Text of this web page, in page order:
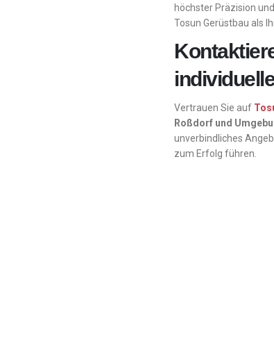
höchster Präzision
Tosun Gerüstbau als
Vertrauen Sie auf
Roßdorf und
unverbindliches
zum Erfolg führen.